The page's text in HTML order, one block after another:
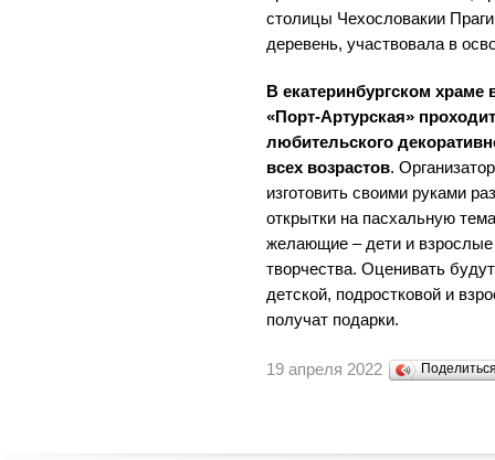
столицы Чехословакии
деревень, участвовала в
В екатеринбургском
«Порт-Артурская»
любительского
всех возрастов.
изготовить своими руками
открытки на пасхальную
желающие – дети и
творчества. Оценивать
детской, подростковой и
получат подарки.
19 апреля 2022